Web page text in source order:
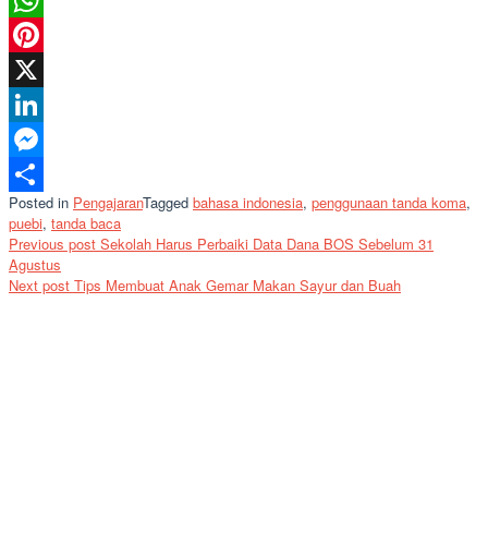
WhatsApp
Pinterest
X
LinkedIn
Messenger
Share
Posted in PengajaranTagged bahasa indonesia, penggunaan tanda koma,
puebi, tanda baca
Post
navigation
Previous post Sekolah Harus Perbaiki Data Dana BOS Sebelum 31
Agustus
Next post Tips Membuat Anak Gemar Makan Sayur dan Buah